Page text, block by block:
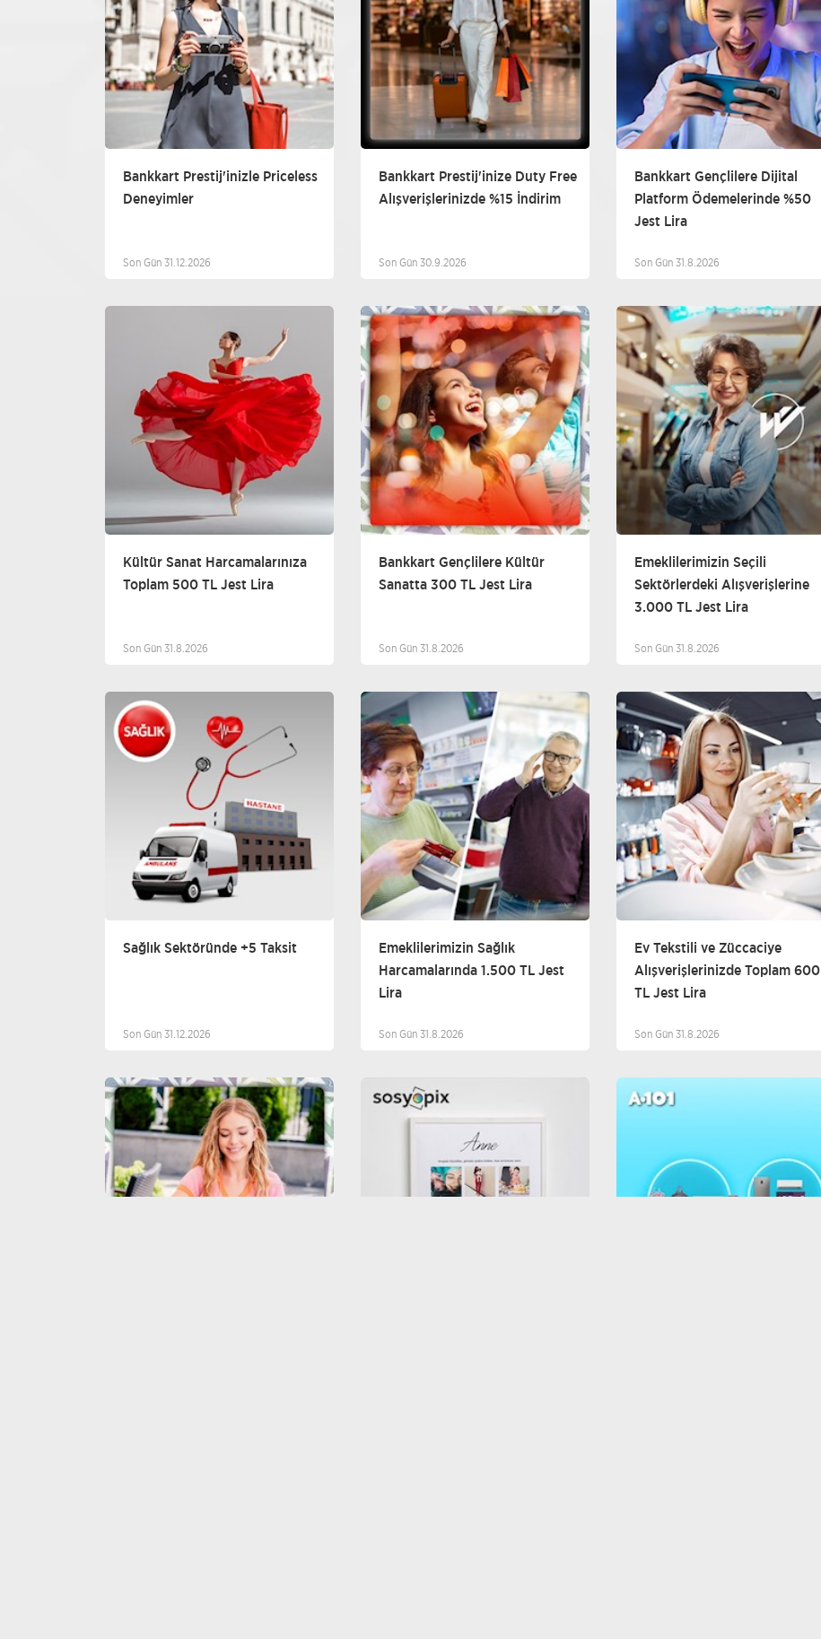
Bankkart Prestij'inizle Priceless
Deneyimler
Son Gün 31.12.2026
Bankkart Prestij'inize Duty Free
Alışverişlerinizde %15 İndirim
Son Gün 30.9.2026
Bankkart Gençlilere Dijital
Platform Ödemelerinde %50
Jest Lira
Son Gün 31.8.2026
Kültür Sanat Harcamalarınıza
Toplam 500 TL Jest Lira
Son Gün 31.8.2026
Diğer
Bankkart Gençlilere Kültür
Sanatta 300 TL Jest Lira
Son Gün 31.8.2026
Diğer
Emeklilerimizin Seçili
Sektörlerdeki Alışverişlerine
3.000 TL Jest Lira
Son Gün 31.8.2026
Giyim ve Aksesuar
Seyahat
Sağlık Sektöründe +5 Taksit
Son Gün 31.12.2026
Sağlık Hizmetleri
Sağlık Ürünleri
Emeklilerimizin Sağlık
Harcamalarında 1.500 TL Jest
Lira
Son Gün 31.8.2026
Sağlık Hizmetleri
Optik
Ev Tekstili ve Züccaciye
Alışverişlerinizde Toplam 600
TL Jest Lira
Son Gün 31.8.2026
Diğer
Diğer